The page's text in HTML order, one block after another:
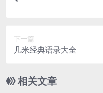
下一篇
几米经典语录大全
相关文章